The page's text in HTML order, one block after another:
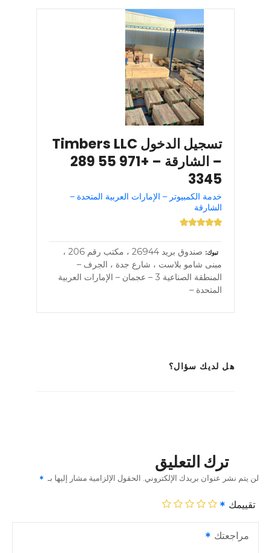
تسجيل الدخول Timbers LLC
– الشارقة – +971 55 289
3345
خدمة الكمبيوتر – الإمارات العربية المتحدة –
الشارقة
تبوك
صندوق بريد 26944 ، مكتب رقم 206 ،
مبنى شامو بلاست ، شارع جدة ، الجرف –
المنطقة الصناعية 3 – عجمان – الإمارات العربية
المتحدة –
هل لديك سؤال؟
ترك التعليق
لن يتم نشر عنوان بريدك الإلكتروني. الحقول الإلزامية مشار إليها بـ
تقييمك
مراجعتك